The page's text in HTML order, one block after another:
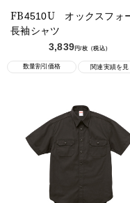
FB4510U オックスフォ
長袖シャツ
3,839円/枚（税込）
数量割引価格 関連実績を見